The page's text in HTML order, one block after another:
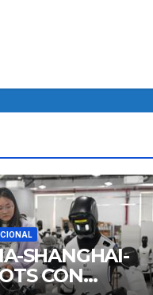
SHANGHAI-
CON